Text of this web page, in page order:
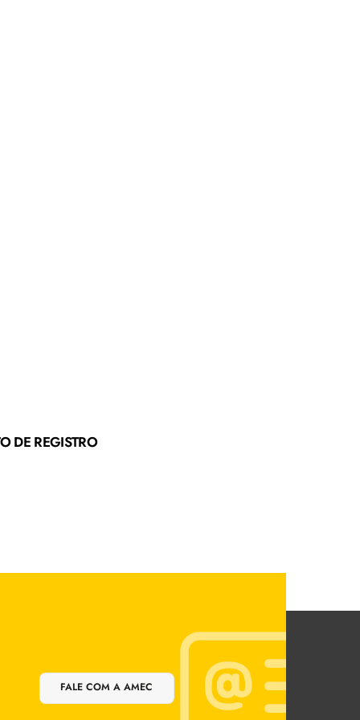
DE REGISTRO
FALE COM A AMEC